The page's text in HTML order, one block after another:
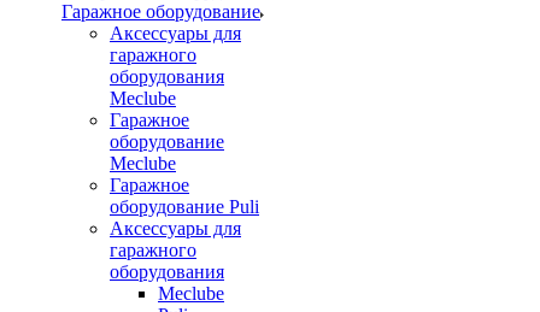
Гаражное оборудование
Аксессуары для
гаражного
оборудования
Meclube
Гаражное
оборудование
Meclube
Гаражное
оборудование Puli
Аксессуары для
гаражного
оборудования
Meclube